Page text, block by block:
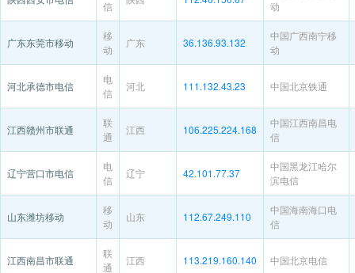
信
动
广东东莞市移动
移
动
广东 36.136.93.132
中国广西南宁移
动
河北承德市电信
电
信
河北 111.132.43.23 中国北京铁通
江西赣州市联通
联
通
江西 106.225.224.168
中国江西南昌电
信
辽宁营口市电信
电
信
辽宁 42.101.77.37
中国黑龙江哈尔
滨电信
山东潍坊移动
移
动
山东 112.67.249.110
中国海南海口电
信
江西南昌市联通
联
通
江西 113.219.160.140 中国北京电信